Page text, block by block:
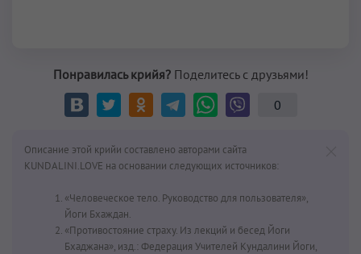
Понравилась крийя?Поделитесь с друзьями!
0
Описание этой крийи составлено авторами сайта
KUNDALINI.LOVE на основании следующих источников:
«Человеческое тело. Руководство для пользователя»,
Йоги Бхаждан.
«Противостояние страху. Из лекций и бесед Йоги
Бхаджана», изд.: Федерация Учителей Кундалини Йоги,